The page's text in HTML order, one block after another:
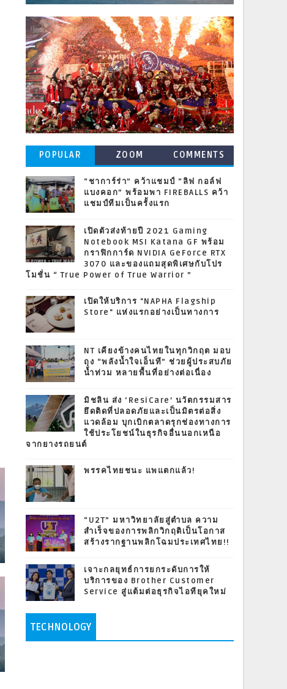
POPULAR
POSTS
ZOOM COMMENTS
“ชาการ์ร่า” คว้าแชมป์ “ลิฟ กอล์ฟ
แบงคอก” พร้อมพา FIREBALLS คว้า
แชมป์ทีมเป็นครั้งแรก
เปิดตัวส่งท้ายปี 2021 Gaming
Notebook MSI Katana GF พร้อม
กราฟิกการ์ด NVIDIA GeForce RTX
3070 และของแถมสุดพิเศษกับโปร
โมชั่น “ True Power of True Warrior ”
เปิดให้บริการ "NAPHA Flagship
Store" แห่งแรกอย่างเป็นทางการ
NT เคียงข้างคนไทยในทุกวิกฤต มอบ
ถุง “พลังน้ำใจเอ็นที” ช่วยผู้ประสบภัย
น้ำท่วม หลายพื้นที่อย่างต่อเนื่อง
มิชลิน ส่ง ‘ResiCare’ นวัตกรรมสาร
ยึดติดที่ปลอดภัยและเป็นมิตรต่อสิ่ง
แวดล้อม บุกเบิกตลาดรุกช่องทางการ
ใช้ประโยชน์ในธุรกิจอื่นนอกเหนือ
จากยางรถยนต์
พรรคไทยชนะ แพแตกแล้ว!
“U2T” มหาวิทยาลัยสู่ตำบล ความ
สำเร็จของการพลิกวิกฤติเป็นโอกาส
สร้างรากฐานพลิกโฉมประเทศไทย!!
เจาะกลยุทธ์การยกระดับการให้
บริการของ Brother Customer
Service สู่แต้มต่อธุรกิจไอทียุคใหม่
TECHNOLOGY